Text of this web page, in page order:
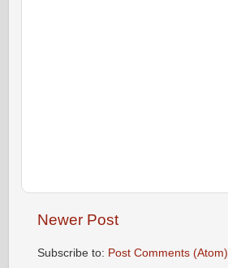
Newer Post
Subscribe to: Post Comments (Atom)